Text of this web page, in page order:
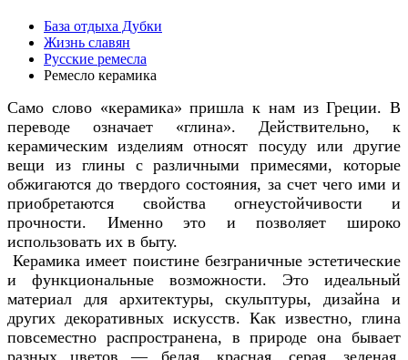
База отдыха Дубки
Жизнь славян
Русские ремесла
Ремесло керамика
Само слово «керамика» пришла к нам из Греции. В
переводе означает «глина». Действительно, к
керамическим изделиям относят посуду или другие
вещи из глины с различными примесями, которые
обжигаются до твердого состояния, за счет чего ими и
приобретаются свойства огнеустойчивости и
прочности. Именно это и позволяет широко
использовать их в быту.
Керамика имеет поистине безграничные эстетические
и функциональные возможности. Это идеальный
материал для архитектуры, скульптуры, дизайна и
других декоративных искусств. Как известно, глина
повсеместно распространена, в природе она бывает
разных цветов — белая, красная, серая, зеленая,